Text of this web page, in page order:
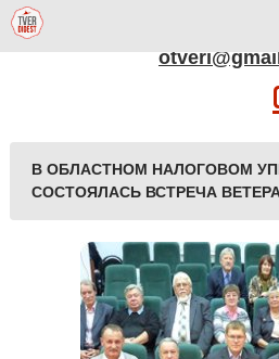
В ОБЛАСТНОМ НАЛОГОВОМ
СОСТОЯЛАСЬ ВСТРЕЧА